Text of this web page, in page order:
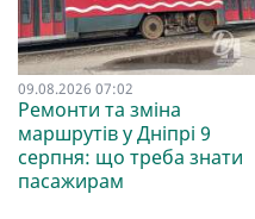
09.08.2026 07:02
Ремонти та зміна
маршрутів у Дніпрі 9
серпня: що треба знати
пасажирам